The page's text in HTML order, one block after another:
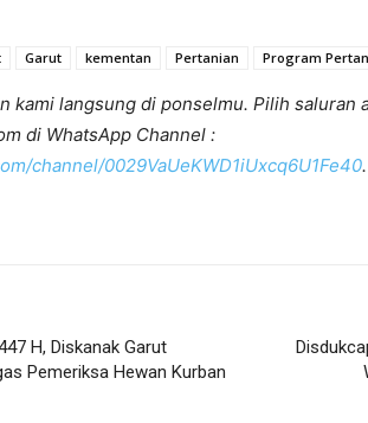
Garut kementan Pertanian Program
kami langsung di ponselmu. Pilih saluran
di WhatsApp Channel :
channel/0029VaUeKWD1iUxcq6U1Fe40
H, Diskanak Garut
Pemeriksa Hewan Kurban